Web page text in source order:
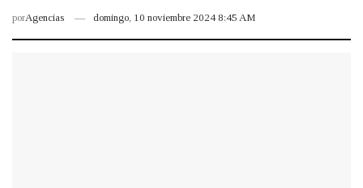
porAgencias domingo, 10 noviembre 2024 8:45 AM